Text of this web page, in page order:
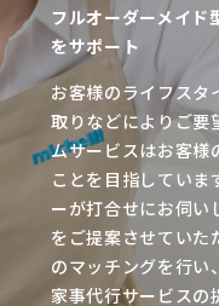
フルオーダーメイド
をサポート
お客様のライフスタ
取りなどによりご要
ムサービスはお客様
ことを目指していま
ーが打合せにお伺い
をご提案させていた
のマッチングを行い
家事代行サービスの